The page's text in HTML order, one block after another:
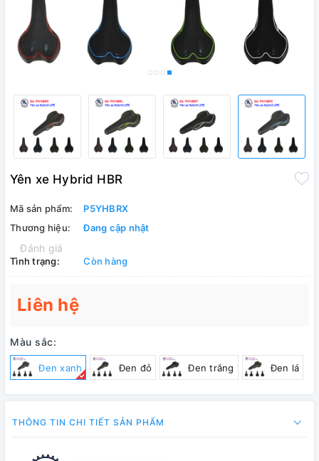
Yên xe Hybrid HBR
Mã sản phẩm:
P5YHBRX
Thương hiệu:
Đang cập nhật
Đánh giá
Tình trạng: Còn hàng
Liên hệ
Màu sắc:
Đen xanh Đen đỏ Đen trắng Đen lá
THÔNG TIN CHI TIẾT SẢN PHẨM